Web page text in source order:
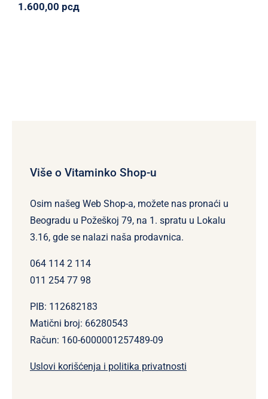
1.600,00 рсд
Više o Vitaminko Shop-u
Osim našeg Web Shop-a, možete nas pronaći u
Beogradu u Požeškoj 79, na 1. spratu u Lokalu
3.16, gde se nalazi naša prodavnica.
064 114 2 114
011 254 77 98
PIB: 112682183
Matični broj: 66280543
Račun: 160-6000001257489-09
Uslovi korišćenja i politika privatnosti